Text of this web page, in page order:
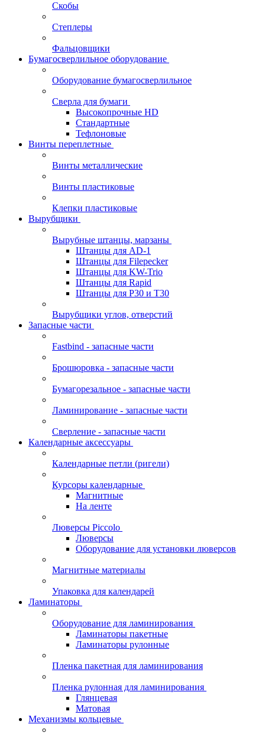
Скобы
Степлеры
Фальцовщики
Бумагосверлильное оборудование
Оборудование бумагосверлильное
Сверла для бумаги
Высокопрочные HD
Стандартные
Тефлоновые
Винты переплетные
Винты металлические
Винты пластиковые
Клепки пластиковые
Вырубщики
Вырубные штанцы, марзаны
Штанцы для AD-1
Штанцы для Filepecker
Штанцы для KW-Trio
Штанцы для Rapid
Штанцы для Р30 и Т30
Вырубщики углов, отверстий
Запасные части
Fastbind - запасные части
Брошюровка - запасные части
Бумагорезальное - запасные части
Ламинирование - запасные части
Сверление - запасные части
Календарные аксессуары
Календарные петли (ригели)
Курсоры календарные
Магнитные
На ленте
Люверсы Piccolo
Люверсы
Оборудование для установки люверсов
Магнитные материалы
Упаковка для календарей
Ламинаторы
Оборудование для ламинирования
Ламинаторы пакетные
Ламинаторы рулонные
Пленка пакетная для ламинирования
Пленка рулонная для ламинирования
Глянцевая
Матовая
Механизмы кольцевые